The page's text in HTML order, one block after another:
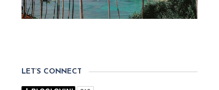
LET’S CONNECT